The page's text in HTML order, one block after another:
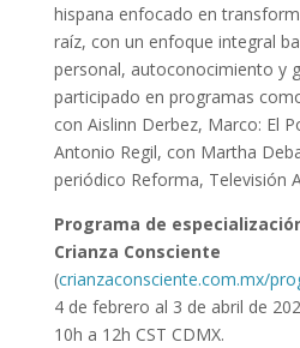
hispana enfocado en
raíz, con un enfoque integral
personal, autoconocimiento y
participado en programas
con Aislinn Derbez, Marco: El
Antonio Regil, con Martha
periódico Reforma, Televisión
Programa de
Crianza Consciente
(crianzaconsciente.com.mx/
4 de febrero al 3 de abril de
10h a 12h CST CDMX.